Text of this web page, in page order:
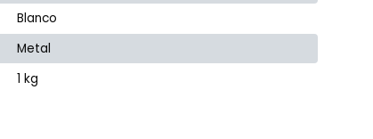
Blanco
Metal
1 kg